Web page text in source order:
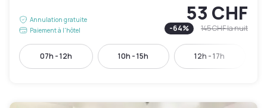
Annulation gratuite
Paiement à l'hôtel
53 CHF
-64% 145 CHFla nuit
07h - 12h 10h - 15h 12h - 17h